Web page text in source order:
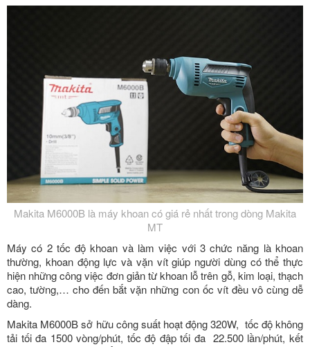
Makita M6000B là máy khoan có giá rẻ nhất trong dòng Makita
MT
Máy có 2 tốc độ khoan và làm việc với 3 chức năng là khoan
thường, khoan động lực và vặn vít giúp người dùng có thể thực
hiện những công việc đơn giản từ khoan lỗ trên gỗ, kim loại, thạch
cao, tường,… cho đến bắt vặn những con ốc vít đều vô cùng dễ
dàng.
Makita M6000B sở hữu công suất hoạt động 320W, tốc độ không
tải tối đa 1500 vòng/phút, tốc độ đập tối đa 22.500 lần/phút, kết